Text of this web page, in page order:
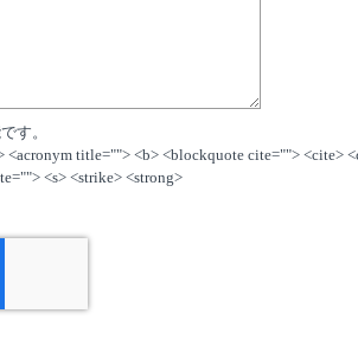
す。
title=""> <b> <blockquote cite=""> <cite>
<s> <strike> <strong>